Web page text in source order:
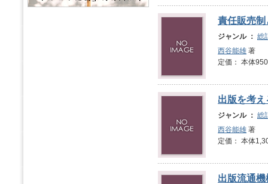
責任販売制
ジャンル ： 総
西谷能雄 著
定価： 本体
出版を考え
ジャンル ： 総
西谷能雄 著
定価： 本体
出版流通機